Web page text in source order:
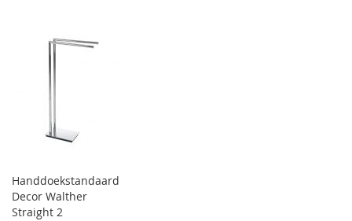
Handdoekstandaard
Decor Walther
Straight 2